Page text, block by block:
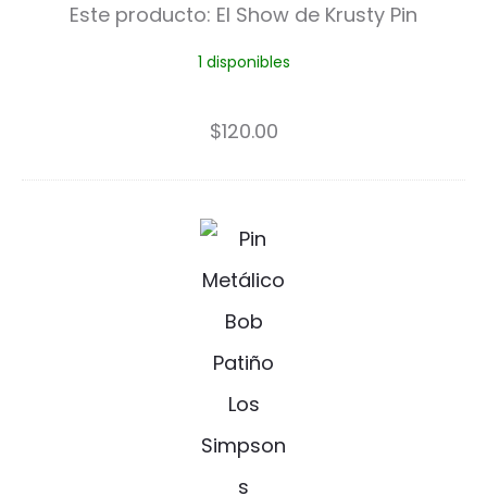
d
e
u
s
t
y
P
i
n
Este producto: El Show de Krusty Pin
1 disponibles
$120.00
P
i
n
B
o
b
P